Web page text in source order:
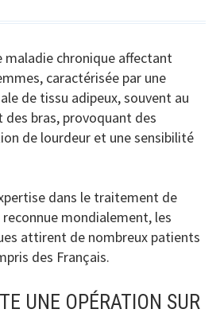
chronique affectant
caractérisée par une
de tissu adipeux, souvent au
des bras, provoquant des
de lourdeur et une sensibilité
dans le traitement de
mondialement, les
attirent de nombreux patients
des Français.
UNE OPÉRATION SUR